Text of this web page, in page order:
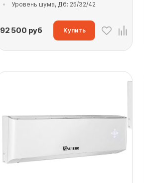
Уровень шума, Дб: 25/32/42
92 500 руб Купить